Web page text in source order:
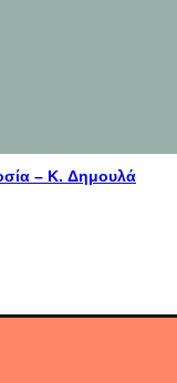
– K. Δημουλά